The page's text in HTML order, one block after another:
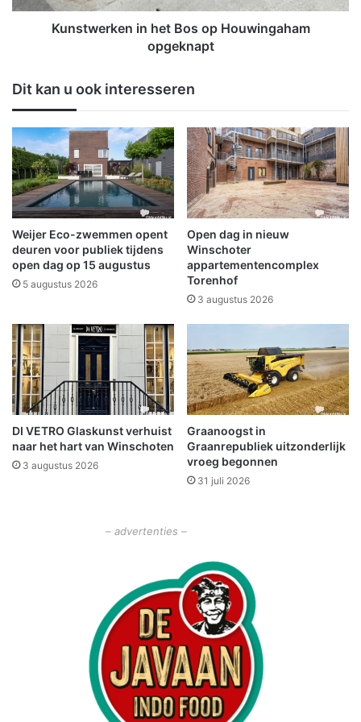
d
k
e
r
n
e
n
O
l
d
a
m
b
k
h
e
t
B
o
s
o
p
H
o
u
w
g
h
a
m
o
p
g
e
Kunstwerken in het Bos op Houwingaham
opgeknapt
Dit kan u ook interesseren
Weijer Eco-zwemmen opent
deuren voor publiek tijdens
open dag op 15 augustus
5 augustus 2026
Open dag in nieuw
Winschoter
appartementencomplex
Torenhof
3 augustus 2026
DI VETRO Glaskunst verhuist
naar het hart van Winschoten
3 augustus 2026
Graanoogst in
Graanrepubliek uitzonderlijk
vroeg begonnen
31 juli 2026
– advertenties –